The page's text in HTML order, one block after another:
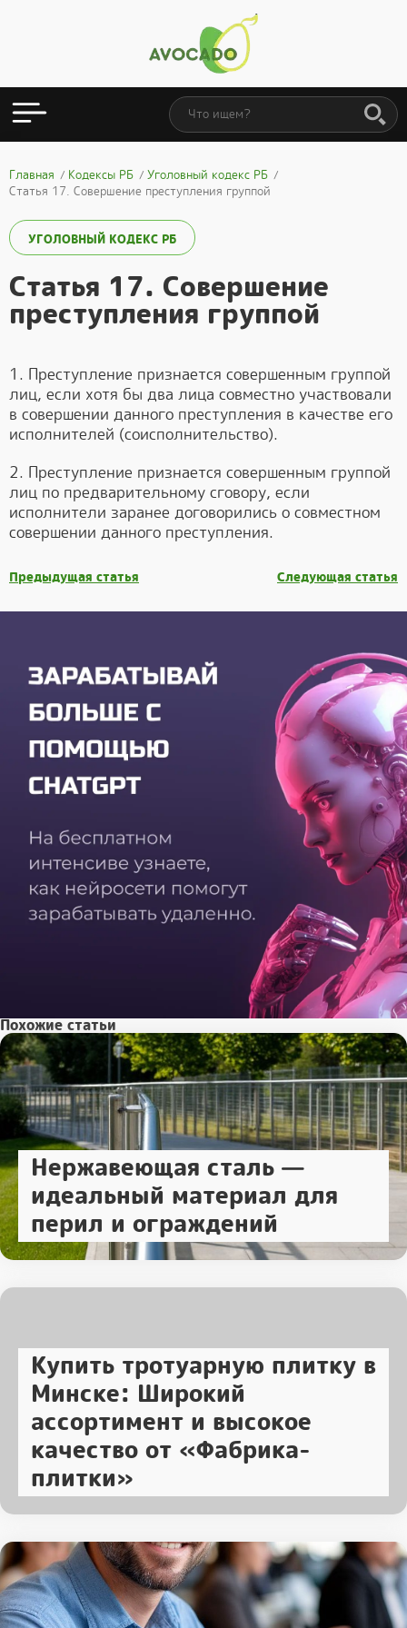
Главная Кодексы РБ
Уголовный кодекс РБ
Статья 17. Совершение преступления группой
УГОЛОВНЫЙ КОДЕКС РБ
Статья 17. Совершение
преступления группой
1. Преступление признается совершенным группой
лиц, если хотя бы два лица совместно участвовали
в совершении данного преступления в качестве его
исполнителей (соисполнительство).
2. Преступление признается совершенным группой
лиц по предварительному сговору, если
исполнители заранее договорились о совместном
совершении данного преступления.
Предыдущая статья Следующая статья
Похожие статьи
Нержавеющая сталь —
идеальный материал для
перил и ограждений
Купить тротуарную плитку в
Минске: Широкий
ассортимент и высокое
качество от «Фабрика-
плитки»